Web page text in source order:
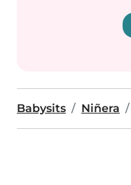
Babysits Niñera